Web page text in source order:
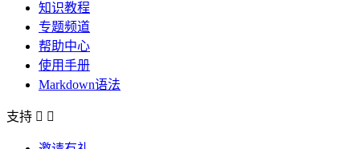
知识教程
专题频道
帮助中心
使用手册
Markdown语法
支持  